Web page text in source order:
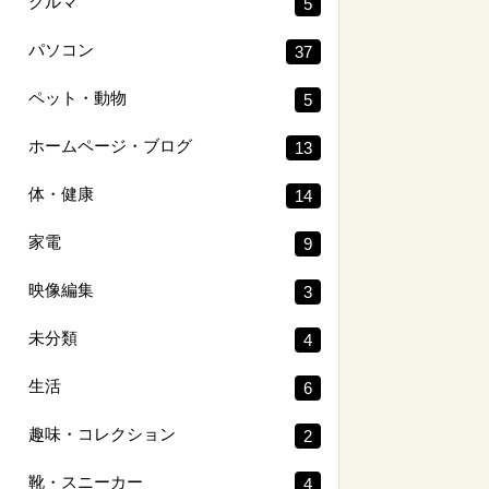
5
パソコン 37
ペット・動物 5
ホームページ・ブログ 13
体・健康 14
家電 9
映像編集 3
未分類 4
生活 6
趣味・コレクション 2
靴・スニーカー 4